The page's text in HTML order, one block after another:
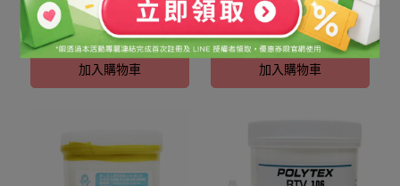
寰氧樹脂-表面包覆型硬化
劑/0.3kg
NT$270
加入購物車
寰氧樹脂-表面包覆型硬化
劑/67g
NT$110
加入購物車